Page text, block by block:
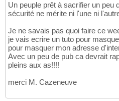
Un peuple prêt à sacrifier un peu
sécurité ne mérite ni l'une ni
Je ne savais pas quoi faire ce
je vais ecrire un tuto pour
pour masquer mon adresse
Avec un peu de pub ca devrait
pleins aux as!!!!
merci M. Cazeneuve